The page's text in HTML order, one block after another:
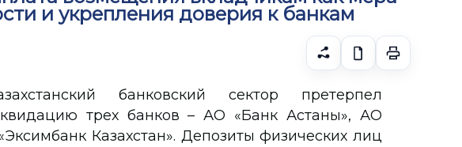
и укрепления доверия к банкам
банковский сектор претерпел
трех банков – АО «Банк Астаны», АО
Казахстан». Депозиты физических лиц